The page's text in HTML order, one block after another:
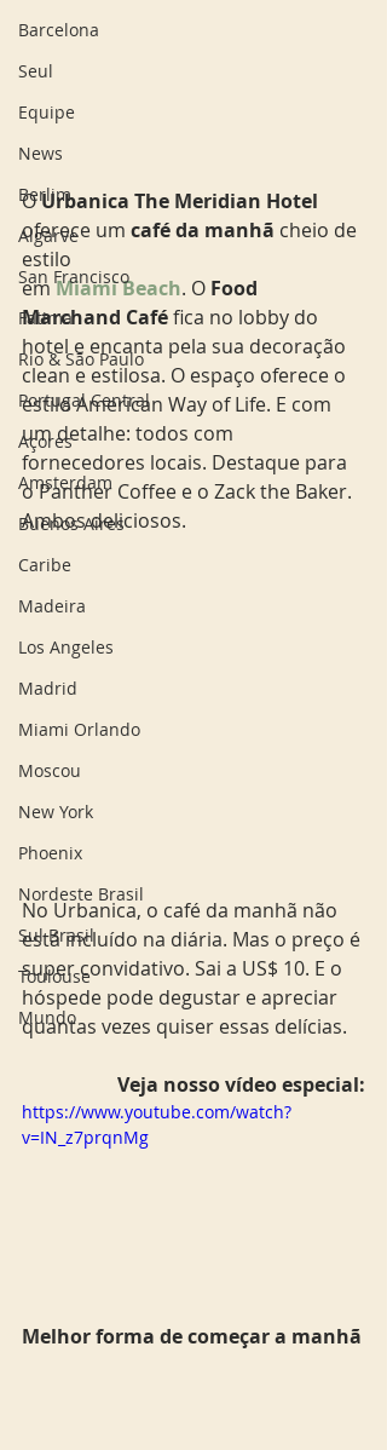
Barcelona
Seul
Equipe
News
Berlim
Algarve
San Francisco
Fatima
Rio & São Paulo
Portugal Central
Açores
Amsterdam
Buenos Aires
Caribe
Madeira
Los Angeles
Madrid
Miami Orlando
Moscou
New York
Phoenix
Nordeste Brasil
Sul Brasil
Toulouse
Mundo
O Urbanica The Meridian Hotel
oferece um café da manhã cheio de
estilo
em Miami Beach. O Food
Marchand Café fica no lobby do
hotel e encanta pela sua decoração
clean e estilosa. O espaço oferece o
estilo American Way of Life. E com
um detalhe: todos com
fornecedores locais. Destaque para
o Panther Coffee e o Zack the Baker.
Ambos deliciosos.
No Urbanica, o café da manhã não
está incluído na diária. Mas o preço é
super convidativo. Sai a US$ 10. E o
hóspede pode degustar e apreciar
quantas vezes quiser essas delícias.
Veja nosso vídeo especial:
https://www.youtube.com/watch?
v=IN_z7prqnMg
Melhor forma de começar a manhã